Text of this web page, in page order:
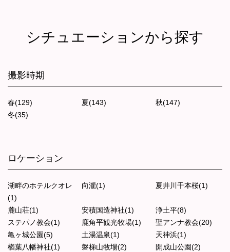
シチュエーションから探す
撮影時期
春(129) 夏(143)
秋(147)
冬(35)
ロケーション
湖畔のホテルクオレ
(1)
向瀧(1) 夏井川千本桜(1)
麓山荘(1) 安積国造神社(1)
浄土平(8)
ステパノ教会(1)
鹿角平観光牧場(1)
聖アンナ教会(20)
亀ヶ城公園(5)
土湯温泉(1)
天神浜(1)
楢葉八幡神社(1)
磐梯山牧場(2)
開成山公園(2)